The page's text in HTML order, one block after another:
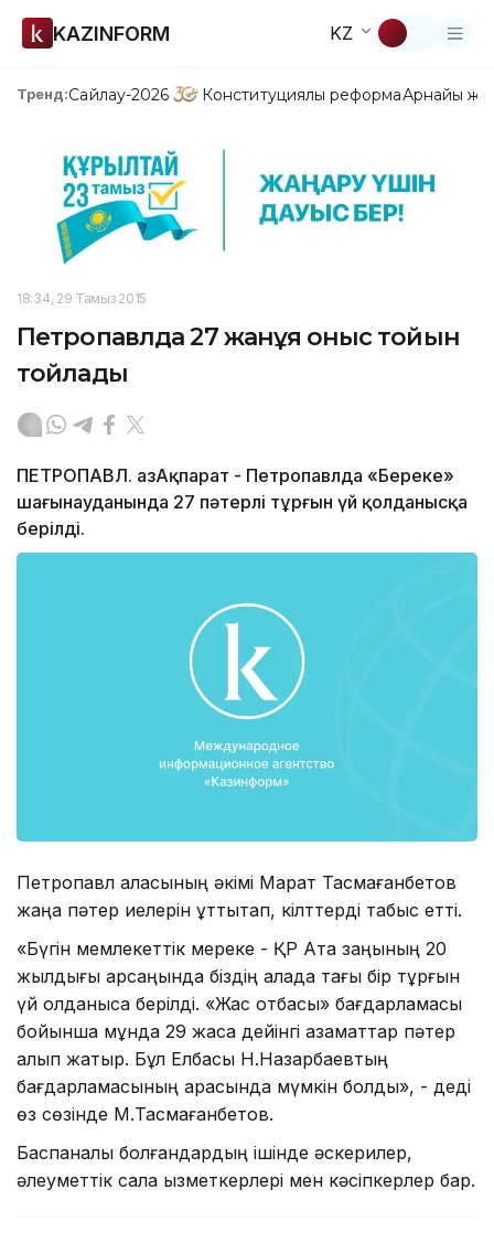
KAZINFORM KZ
Тренд:Сайлау-2026 Конституциялық реформаАрнайы
18:34, 29 Тамыз 2015
Петропавлда 27 жанұя қоныс тойын
тойлады
ПЕТРОПАВЛ. ҚазАқпарат - Петропавлда «Береке»
шағынауданында 27 пәтерлі тұрғын үй қолданысқа
берілді.
Петропавл қаласының әкімі Марат Тасмағанбетов
жаңа пәтер иелерін құттықтап, кілттерді табыс етті.
«Бүгін мемлекеттік мереке - ҚР Ата заңының 20
жылдығы қарсаңында біздің қалада тағы бір тұрғын
үй қолданысқа берілді. «Жас отбасы» бағдарламасы
бойынша мұнда 29 жасқа дейінгі азаматтар пәтер
алып жатыр. Бұл Елбасы Н.Назарбаевтың
бағдарламасының арқасында мүмкін болды», - деді
өз сөзінде М.Тасмағанбетов.
Баспаналы болғандардың ішінде әскерилер,
әлеуметтік сала қызметкерлері мен кәсіпкерлер бар.